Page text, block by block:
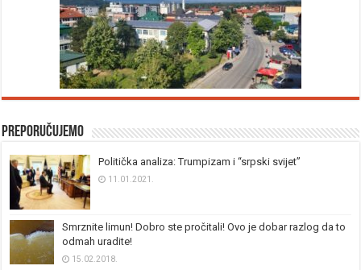
Preporučujemo
Politička analiza: Trumpizam i “srpski svijet”
11.01.2021.
Smrznite limun! Dobro ste pročitali! Ovo je dobar razlog da to
odmah uradite!
15.02.2018.